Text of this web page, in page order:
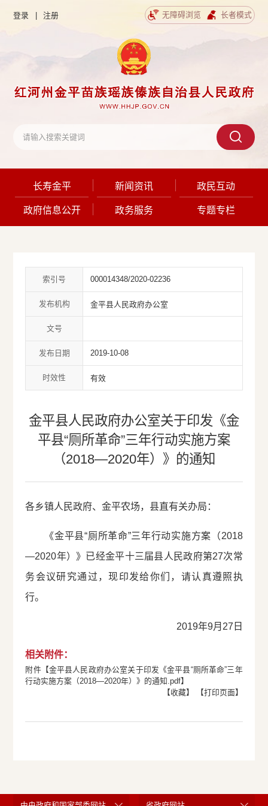
登录 | 注册 无障碍浏览 长者模式
长寿金平 新闻资讯 政民互动
政府信息公开 政务服务 专题专栏
索引号 000014348/2020-02236
发布机构 金平县人民政府办公室
文号
发布日期 2019-10-08
时效性 有效
金平县人民政府办公室关于印发《金
平县“厕所革命”三年行动实施方案
（2018—2020年）》的通知
各乡镇人民政府、金平农场，县直有关办局：
《金平县“厕所革命”三年行动实施方案（2018
—2020年）》已经金平十三届县人民政府第27次常
务会议研究通过，现印发给你们，请认真遵照执
行。
2019年9月27日
相关附件：
附件【金平县人民政府办公室关于印发《金平县“厕所革命”三年
行动实施方案（2018—2020年）》的通知.pdf】
【收藏】
【打印页面】